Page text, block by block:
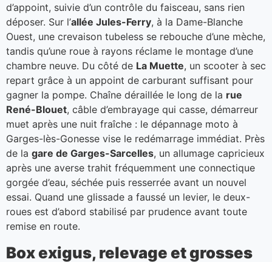
d’appoint, suivie d’un contrôle du faisceau, sans rien
déposer. Sur l’allée Jules-Ferry, à la Dame-Blanche
Ouest, une crevaison tubeless se rebouche d’une mèche,
tandis qu’une roue à rayons réclame le montage d’une
chambre neuve. Du côté de La Muette, un scooter à sec
repart grâce à un appoint de carburant suffisant pour
gagner la pompe. Chaîne déraillée le long de la rue
René-Blouet, câble d’embrayage qui casse, démarreur
muet après une nuit fraîche : le dépannage moto à
Garges-lès-Gonesse vise le redémarrage immédiat. Près
de la gare de Garges-Sarcelles, un allumage capricieux
après une averse trahit fréquemment une connectique
gorgée d’eau, séchée puis resserrée avant un nouvel
essai. Quand une glissade a faussé un levier, le deux-
roues est d’abord stabilisé par prudence avant toute
remise en route.
Box exigus, relevage et grosses